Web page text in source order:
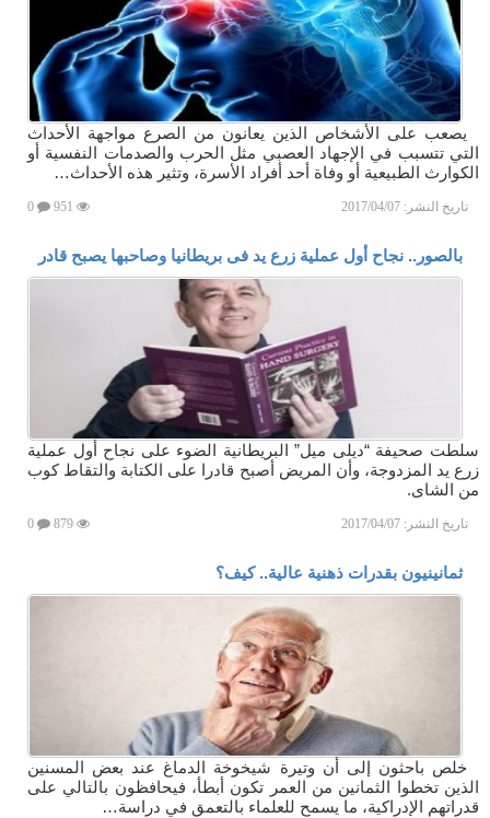
يصعب على الأشخاص الذين يعانون من الصرع مواجهة الأحداث
التي تتسبب في الإجهاد العصبي مثل الحرب والصدمات النفسية أو
الكوارث الطبيعية أو وفاة أحد أفراد الأسرة، وتثير هذه الأحداث…
تاريخ النشر: 2017/04/07
بالصور.. نجاح أول عملية زرع يد فى بريطانيا وصاحبها يصبح قادر
سلطت صحيفة “ديلى ميل” البريطانية الضوء على نجاح أول عملية
زرع يد المزدوجة، وأن المريض أصبح قادرا على الكتابة والتقاط كوب
من الشاى.
تاريخ النشر: 2017/04/07
ثمانينيون بقدرات ذهنية عالية.. كيف؟
خلص باحثون إلى أن وتيرة شيخوخة الدماغ عند بعض المسنين
الذين تخطوا الثمانين من العمر تكون أبطأ، فيحافظون بالتالي على
قدراتهم الإدراكية، ما يسمح للعلماء بالتعمق في دراسة…